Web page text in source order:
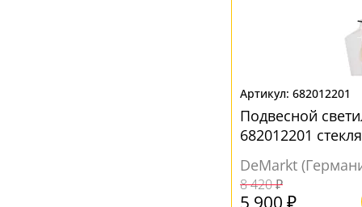
682012201
Подвесной
682012201
DeMarkt
8 420 ₽
5 900 ₽